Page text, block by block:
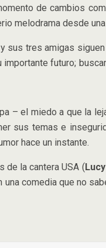
de cambios
melodrama desde
sus tres amigas
futuro;
– el miedo a que la
sus temas e
hace un instante.
de la cantera USA (
comedia que no